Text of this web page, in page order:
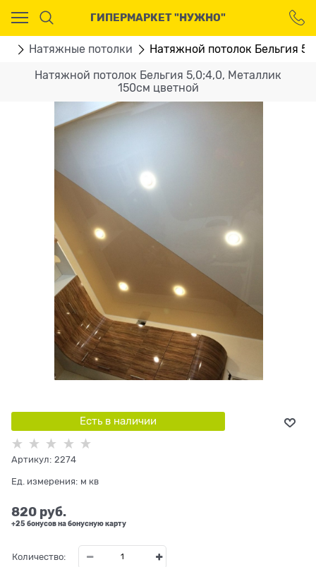
ГИПЕРМАРКЕТ "НУЖНО"
Натяжные потолки Натяжной потолок Бельгия
Натяжной потолок Бельгия 5,0;4,0, Металлик
150см цветной
Есть в наличии
Артикул: 2274
Ед. измерения: м кв
820 руб.
+25 бонусов на бонусную карту
Количество:
Ваш город - Москва,
угадали?
ДА НЕТ